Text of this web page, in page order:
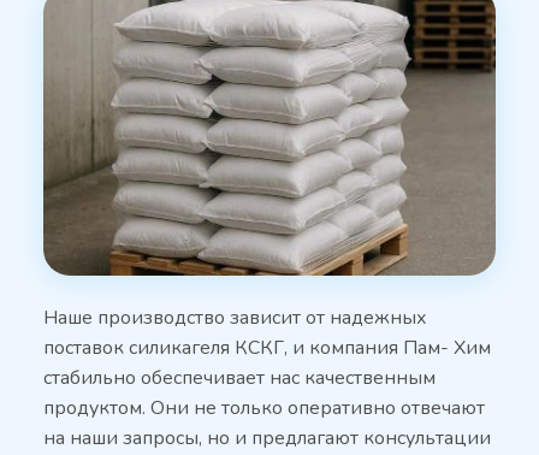
Наше производство зависит от надежных
поставок силикагеля КСКГ, и компания Пам- Хим
стабильно обеспечивает нас качественным
продуктом. Они не только оперативно отвечают
на наши запросы, но и предлагают консультации